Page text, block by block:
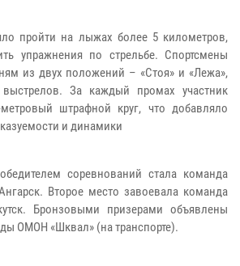
пройти на лыжах более 5 километров,
упражнения по стрельбе. Спортсмены
из двух положений – «Стоя» и «Лежа»,
За каждый промах участник
штрафной круг, что добавляло
и динамики
соревнований стала команда
Второе место завоевала команда
Бронзовыми призерами объявлены
ОМОН «Шквал» (на транспорте).